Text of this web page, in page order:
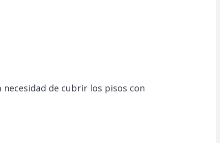
de cubrir los pisos con